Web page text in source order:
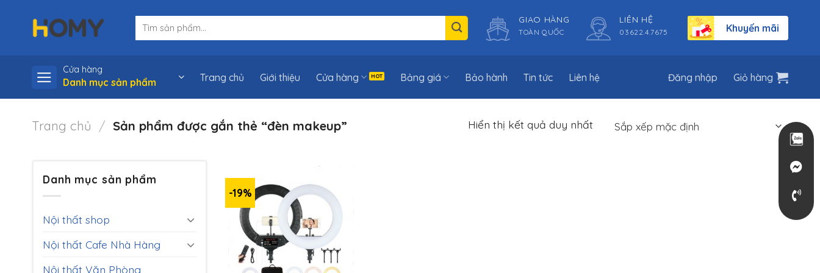
kiếm:
GIAO HÀNG
TOÀN QUỐC
LIÊN HỆ
03622.4.7675 Khuyến mãi
Cửa hàng
Danh mục sản phẩm Trang chủ Giới thiệu Cửa hàng Bảng giá Bảo hành Tin tức Liên hệ Đăng nhập Giỏ hàng
Trang chủ / Sản phẩm được gắn thẻ “đèn makeup” Hiển thị kết quả duy nhất
Danh mục sản phẩm
Nội thất shop
Nội thất Cafe Nhà Hàng
Nội thất Văn Phòng
-19%